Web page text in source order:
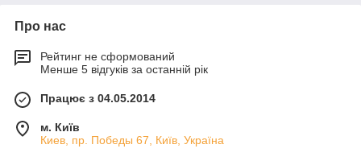
Про нас
Рейтинг не сформований
Менше 5 відгуків за останній рік
Працює з 04.05.2014
м. Київ
Киев, пр. Победы 67, Київ, Україна